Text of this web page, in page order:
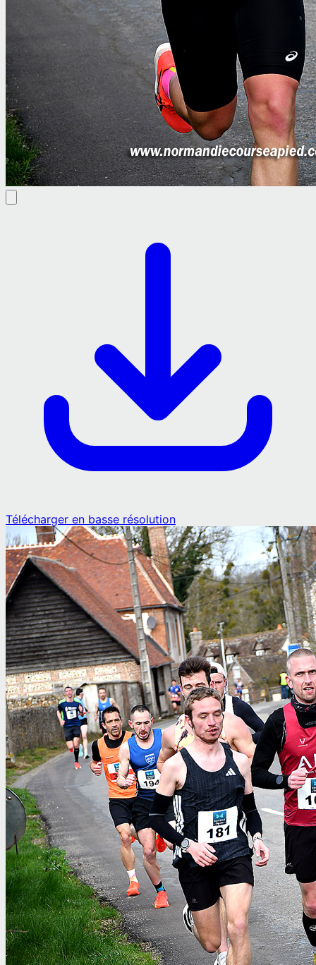
Télécharger en basse résolution